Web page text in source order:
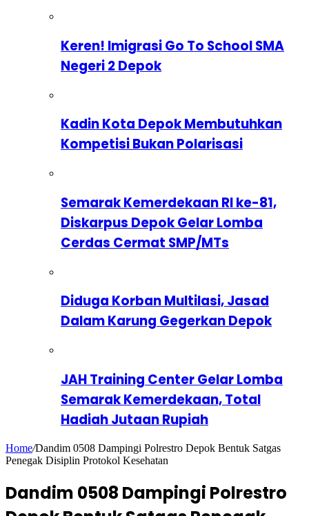
Keren! Imigrasi Go To School SMA
Negeri 2 Depok
Kadin Kota Depok Membutuhkan
Kompetisi Bukan Polarisasi
Semarak Kemerdekaan RI ke-81,
Diskarpus Depok Gelar Lomba
Cerdas Cermat SMP/MTs
Diduga Korban Multilasi, Jasad
Dalam Karung Gegerkan Depok
JAH Training Center Gelar Lomba
Semarak Kemerdekaan, Total
Hadiah Jutaan Rupiah
Home/Dandim 0508 Dampingi Polrestro Depok Bentuk Satgas
Penegak Disiplin Protokol Kesehatan
Dandim 0508 Dampingi Polrestro